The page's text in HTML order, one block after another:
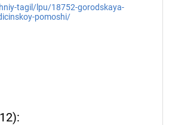
tagil/lpu/18752-gorodskaya-
pomoshi/